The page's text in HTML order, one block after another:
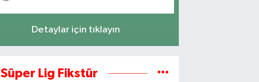
Detaylar için tıklayın
Süper Lig Fikstür